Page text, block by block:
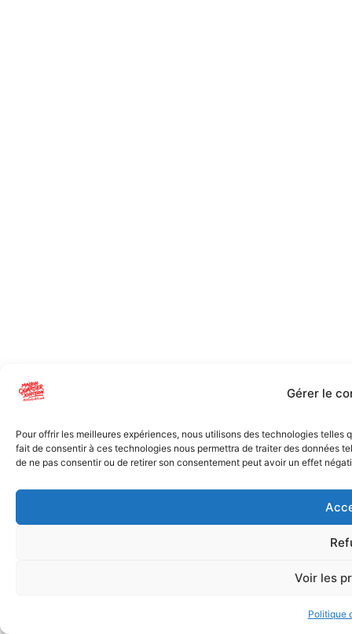
Gérer le
Pour offrir les meilleures expériences, nous utilisons des technologies
fait de consentir à ces technologies nous permettra de traiter des données
de ne pas consentir ou de retirer son consentement peut avoir un effet
Voir les
Politique